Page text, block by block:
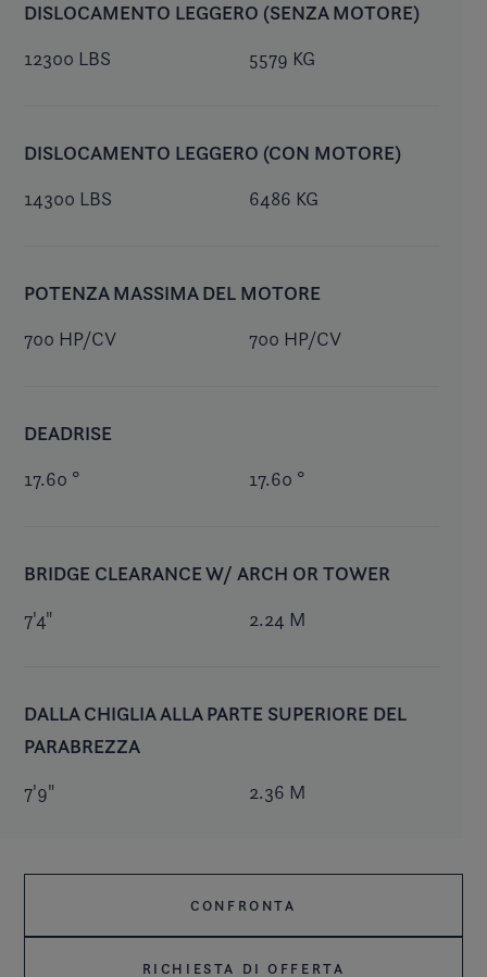
DISLOCAMENTO LEGGERO (SENZA MOTORE)
12300 LBS 5579 KG
DISLOCAMENTO LEGGERO (CON MOTORE)
14300 LBS 6486 KG
POTENZA MASSIMA DEL MOTORE
700 HP/CV 700 HP/CV
DEADRISE
17.60 ° 17.60 °
BRIDGE CLEARANCE W/ ARCH OR TOWER
7'4" 2.24 M
DALLA CHIGLIA ALLA PARTE SUPERIORE DEL
PARABREZZA
7'9" 2.36 M
CONFRONTA
RICHIESTA DI OFFERTA